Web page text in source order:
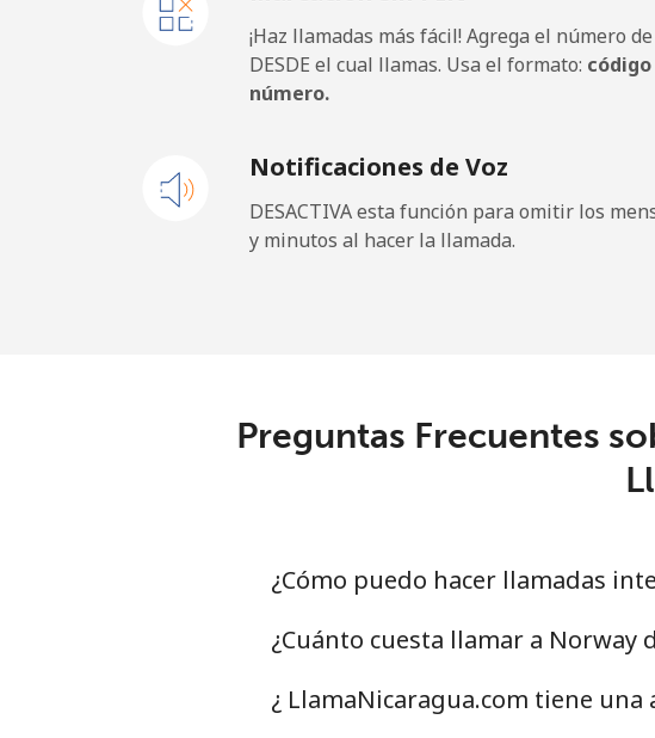
Línea fija ⁦45.5¢⁩
New Zealand
Línea fija
Línea fija ⁦11.9¢⁩
Línea fija ⁦53.9¢⁩
Celular ⁦47.9¢⁩
¡Haz llamadas más fácil! Agrega el número
DESDE el cual llamas. Usa el formato:
número.
Notificaciones de Voz
DESACTIVA esta función para omitir los
y minutos al hacer la llamada.
Preguntas Frecuentes
¿Cómo puedo hacer llamadas
¿Cuánto cuesta llamar a Norway
¿ LlamaNicaragua.com tiene